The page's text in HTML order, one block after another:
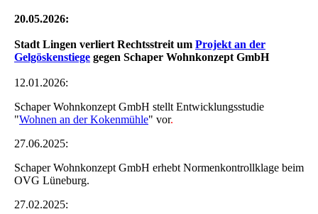
20.05.2026:
Stadt Lingen verliert Rechtsstreit um Projekt an der
Gelgöskenstiege gegen Schaper Wohnkonzept GmbH
12.01.2026:
Schaper Wohnkonzept GmbH stellt Entwicklungsstudie
"Wohnen an der Kokenmühle" vor.
27.06.2025:
Schaper Wohnkonzept GmbH erhebt Normenkontrollklage beim
OVG Lüneburg.
27.02.2025: